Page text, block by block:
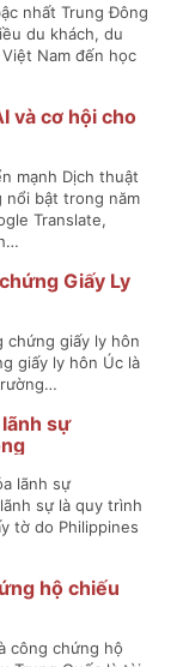
nhất Trung Đông
du khách, du
Nam đến học
và cơ hội cho
mạnh Dịch thuật
nổi bật trong năm
Translate,
Giấy Ly
chứng giấy ly hôn
giấy ly hôn Úc là
sự
lãnh sự
sự là quy trình
tờ do Philippines
hộ chiếu
công chứng hộ